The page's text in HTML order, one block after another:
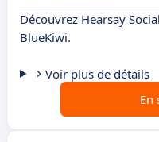
Découvrez Hearsay
BlueKiwi.
Voir plus de détails
En